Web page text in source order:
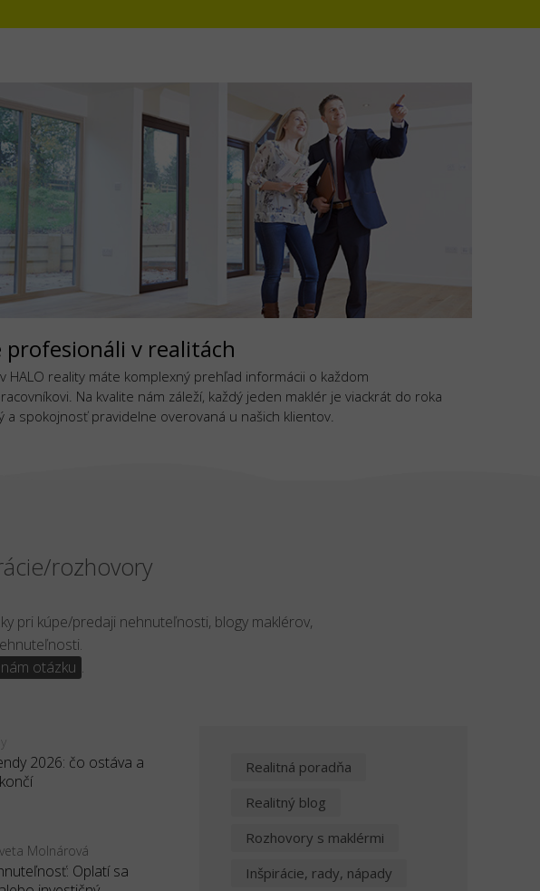
profesionáli v realitách
HALO reality máte komplexný prehľad informácii o každom
Na kvalite nám záleží, každý jeden maklér je viackrát do roka
a spokojnosť pravidelne overovaná u našich klientov.
rozhovory
pri kúpe/predaji nehnuteľnosti, blogy maklérov,
otázku .
2026: čo ostáva a
Molnárová
Oplatí sa
Realitná poradňa
Realitný blog
Rozhovory s maklérmi
Inšpirácie, rady, nápady